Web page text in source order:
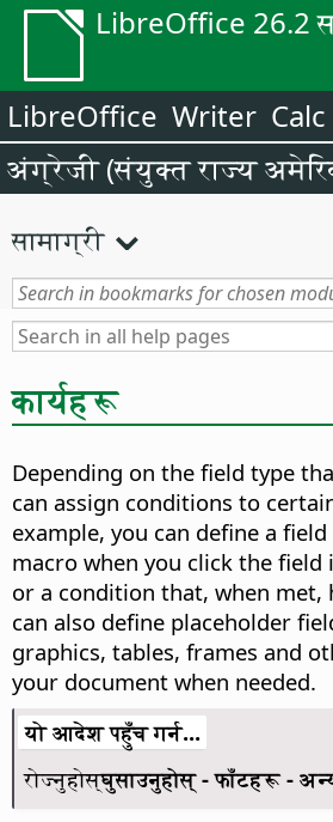
LibreOffice 26.2
LibreOffice Writer Calc
अंग्रेजी (संयुक्त राज्य
सामाग्री
कार्यहरू
Depending on the field type
can assign conditions to
example, you can define a
macro when you click the field
or a condition that, when met,
can also define placeholder
graphics, tables, frames and
your document when needed.
यो आदेश पहुँच गर्न...
रोज्नुहोस्घुसाउनुहोस् - फाँटहरू -